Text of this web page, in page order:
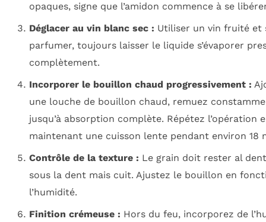
opaques, signe que l’amidon commence à se
Déglacer au vin blanc sec : Utiliser un vin fruité et
parfumer, toujours laisser le liquide s’évaporer
complètement.
Incorporer le bouillon chaud progressivement :
une louche de bouillon chaud, remuez
jusqu’à absorption complète. Répétez l’opération
maintenant une cuisson lente pendant environ 18
Contrôle de la texture : Le grain doit rester al
sous la dent mais cuit. Ajustez le bouillon en
l’humidité.
Finition crémeuse : Hors du feu, incorporez de